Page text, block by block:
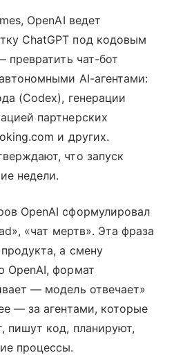
OpenAI ведет
ChatGPT под кодовым
превратить чат-бот
AI-агентами:
(Codex), генерации
партнерских
и других.
что запуск
недели.
OpenAI сформулировал
«чат мертв». Эта фраза
а смену
OpenAI, формат
— модель отвечает»
— за агентами, которые
пишут код, планируют,
процессы.